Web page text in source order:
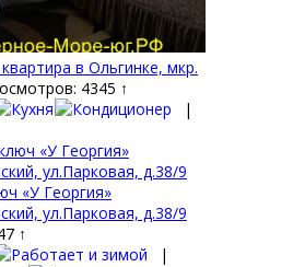
в Ольгинке, мкр.
4345 ↑
|
«У Георгия»
ул.Парковая, д.38/9
↑
|